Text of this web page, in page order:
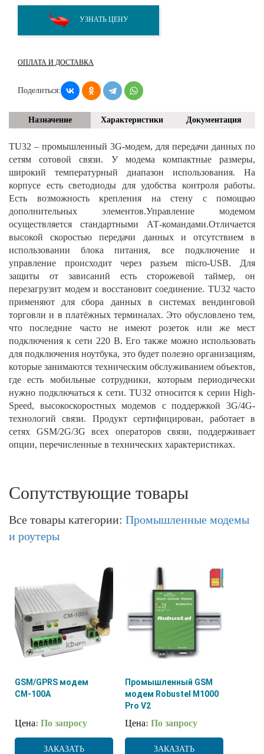
УЗНАТЬ ЦЕНУ
ОПЛАТА И ДОСТАВКА
Поделиться:
Назначение Характеристики Документация
TU32 – промышленный 3G-модем, для передачи данных по
сетям сотовой связи. У модема компактные размеры,
широкий температурный диапазон использования. На
корпусе есть светодиоды для удобства контроля работы.
Есть возможность крепления на стену с помощью
дополнительных элементов.Управление модемом
осуществляется стандартными АТ-командами.Отличается
высокой скоростью передачи данных и отсутствием в
использовании блока питания, все подключение и
управление происходит через разъем micro-USB. Для
защиты от зависаний есть сторожевой таймер, он
перезагрузит модем и восстановит соединение. TU32 часто
применяют для сбора данных в системах вендинговой
торговли и в платёжных терминалах. Это обусловлено тем,
что последние часто не имеют розеток или же мест
подключения к сети 220 В. Его также можно использовать
для подключения ноутбука, это будет полезно организациям,
которые занимаются техническим обслуживанием объектов,
где есть мобильные сотрудники, которым периодически
нужно подключаться к сети. TU32 относится к серии High-
Speed, высокоскоростных модемов с поддержкой 3G/4G-
технологий связи. Продукт сертифицирован, работает в
сетях GSM/2G/3G всех операторов связи, поддерживает
опции, перечисленные в технических характеристиках.
Сопутствующие товары
Все товары категории: Промышленные модемы
и роутеры
GSM/GPRS модем
СМ-100А
Цена: По запросу
ЗАКАЗАТЬ
Промышленный GSM
модем Robustel M1000
Pro V2
Цена: По запросу
ЗАКАЗАТЬ